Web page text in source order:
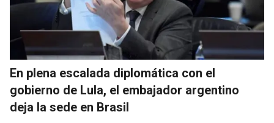
En plena escalada diplomática con el
gobierno de Lula, el embajador argentino
deja la sede en Brasil